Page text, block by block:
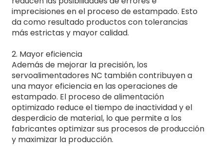
imprecisiones en el proceso de estampado. Esto
da como resultado productos con tolerancias
más estrictas y mayor calidad.
2. Mayor eficiencia
Además de mejorar la precisión, los
servoalimentadores NC también contribuyen a
una mayor eficiencia en las operaciones de
estampado. El proceso de alimentación
optimizado reduce el tiempo de inactividad y el
desperdicio de material, lo que permite a los
fabricantes optimizar sus procesos de producción
y maximizar la producción.